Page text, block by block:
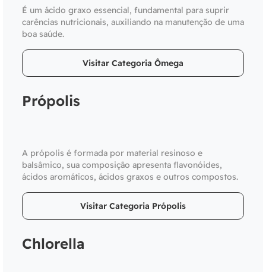
É um ácido graxo essencial, fundamental para suprir
carências nutricionais, auxiliando na manutenção de uma
boa saúde.
Visitar Categoria Ômega
Própolis
A própolis é formada por material resinoso e
balsâmico, sua composição apresenta flavonóides,
ácidos aromáticos, ácidos graxos e outros compostos.
Visitar Categoria Própolis
Chlorella